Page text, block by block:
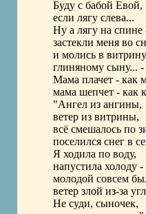
Буду с бабой Евой,
если лягу слева...
Ну а лягу на спине
застекли меня во
и молись в
глиняному сыну... -
Мама плачет - как
мама шепчет - как
"Ангел из ангины,
ветер из витрины,
всё смешалось по
поселился снег в
Я ходила по воду,
напустила холоду -
молодой совсем
ветер злой из-за
Не суди, сыночек,